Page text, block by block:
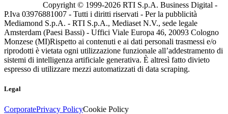
Copyright © 1999-2026 RTI S.p.A. Business Digital -
P.Iva 03976881007 - Tutti i diritti riservati - Per la pubblicità
Mediamond S.p.A. - RTI S.p.A., Mediaset N.V., sede legale
Amsterdam (Paesi Bassi) - Uffici Viale Europa 46, 20093 Cologno
Monzese (MI)Rispetto ai contenuti e ai dati personali trasmessi e/o
riprodotti è vietata ogni utilizzazione funzionale all’addestramento di
sistemi di intelligenza artificiale generativa. È altresì fatto divieto
espresso di utilizzare mezzi automatizzati di data scraping.
Legal
CorporatePrivacy PolicyCookie Policy